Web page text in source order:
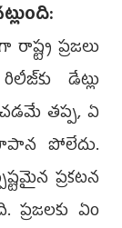
ప్రజలు
డేట్లు
తప్ప, ఏ
పోలేదు.
ప్రకటన
ప్రజలకు ఏం